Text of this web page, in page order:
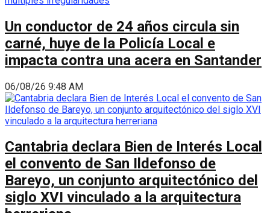
Un conductor de 24 años circula sin
carné, huye de la Policía Local e
impacta contra una acera en Santander
06/08/26 9:48 AM
Cantabria declara Bien de Interés Local
el convento de San Ildefonso de
Bareyo, un conjunto arquitectónico del
siglo XVI vinculado a la arquitectura